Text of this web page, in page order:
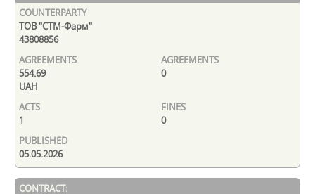
ТОВ "СТМ-Фарм"
43808856
554.69
UAH
0
1 0
05.05.2026